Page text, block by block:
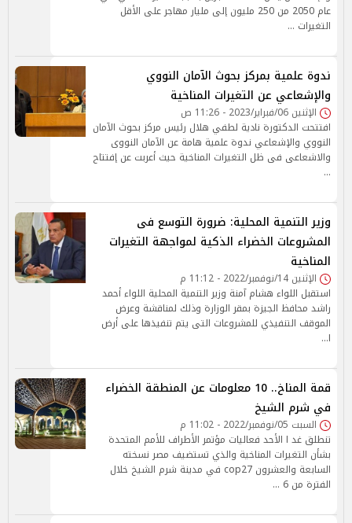
عام 2050 من 250 مليون إلى مليار مهاجر على الأقل
التغيرات …
ندوة علمية بمركز بحوث الآمان النووي
والإشعاعي عن التغيرات المناخية
الإثنين 06/فبراير/2023 - 11:26 ص
افتتحت الدكتورة نادية لطفي هلال رئيس مركز بحوث الآمان
النووي والإشعاعي ندوة علمية هامة عن الآمان النووى
والاشعاعى فى ظل التغيرات المناخية حيث أعربت عن إفتتاح
…
وزير التنمية المحلية: ضرورة التوسع فى
المشروعات الخضراء الذكية لمواجهة التغيرات
المناخية
الإثنين 14/نوفمبر/2022 - 11:12 م
استقبل اللواء هشام آمنة وزير التنمية المحلية اللواء أحمد
راشد محافظ الجيزة بمقر الوزارة وذلك لمناقشة وعرض
الموقف التنفيذي للمشروعات التى يتم تنفيذها على أرض
ا…
قمة المناخ.. 10 معلومات عن المنطقة الخضراء
في شرم الشيخ
السبت 05/نوفمبر/2022 - 11:02 م
تنطلق غد ا الأحد فعاليات مؤتمر الأطراف للأمم المتحدة
بشأن التغيرات المناخية والذي تستضيف مصر نسخته
السابعة والعشرون cop27 في مدينة شرم الشيخ خلال
الفترة من 6 …